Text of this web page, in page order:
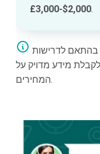
$2,000-£3,000.
מידע מדויק על
המחירים.